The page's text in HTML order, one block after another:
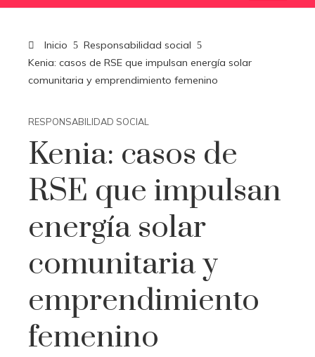
Inicio
Responsabilidad social
Kenia: casos de RSE que impulsan energía solar
comunitaria y emprendimiento femenino
RESPONSABILIDAD SOCIAL
Kenia: casos de
RSE que impulsan
energía solar
comunitaria y
emprendimiento
femenino